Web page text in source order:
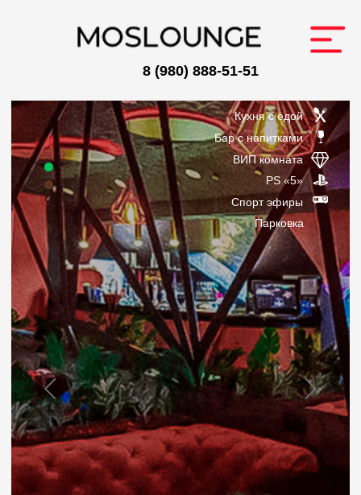
8 (980) 888-51-51
О нас
Меню
Заведения
Главная
ЛАУНДЖ БАР НА
БАРРИКАДНОЙ
Федеральная сеть Moslounge
ЗАБРОНИРОВАТЬ СТОЛ
ВИП комната
PS «5»
Спорт эфиры
Парковка